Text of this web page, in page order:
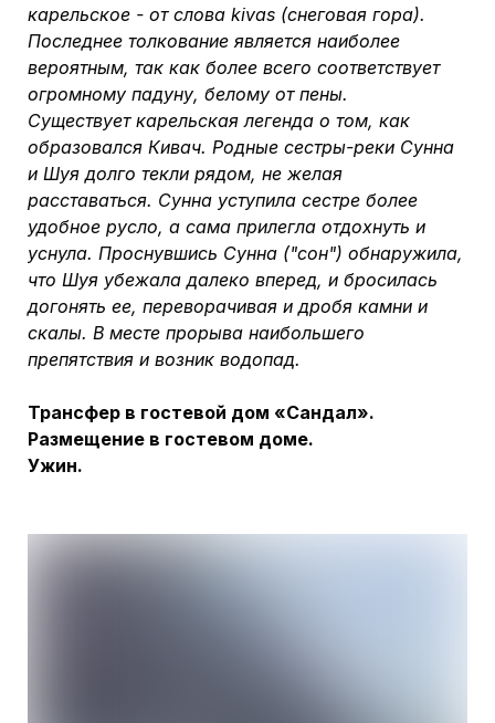
карельское - от слова kivas (снеговая гора).
Последнее толкование является наиболее
вероятным, так как более всего соответствует
огромному падуну, белому от пены.
Существует карельская легенда о том, как
образовался Кивач. Родные сестры-реки Сунна
и Шуя долго текли рядом, не желая
расставаться. Сунна уступила сестре более
удобное русло, а сама прилегла отдохнуть и
уснула. Проснувшись Сунна ("сон") обнаружила,
что Шуя убежала далеко вперед, и бросилась
догонять ее, переворачивая и дробя камни и
скалы. В месте прорыва наибольшего
препятствия и возник водопад.
Трансфер в гостевой дом «Сандал».
Размещение в гостевом доме.
Ужин.